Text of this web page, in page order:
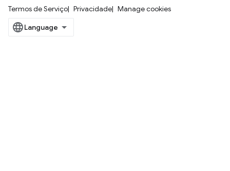
Termos de Serviço Privacidade Manage cookies